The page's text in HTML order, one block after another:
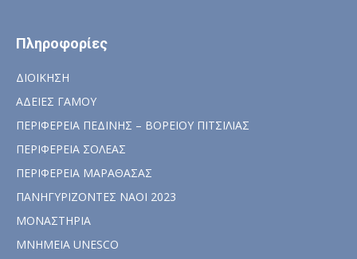
Πληροφορίες
ΔΙΟΙΚΗΣΗ
ΑΔΕΙΕΣ ΓΑΜΟΥ
ΠΕΡΙΦΕΡΕΙΑ ΠΕΔΙΝΗΣ – ΒΟΡΕΙΟΥ ΠΙΤΣΙΛΙΑΣ
ΠΕΡΙΦΕΡΕΙΑ ΣΟΛΕΑΣ
ΠΕΡΙΦΕΡΕΙΑ ΜΑΡΑΘΑΣΑΣ
ΠΑΝΗΓΥΡΙΖΟΝΤΕΣ ΝΑΟΙ 2023
ΜΟΝΑΣΤΗΡΙΑ
ΜΝΗΜΕΙΑ UNESCO